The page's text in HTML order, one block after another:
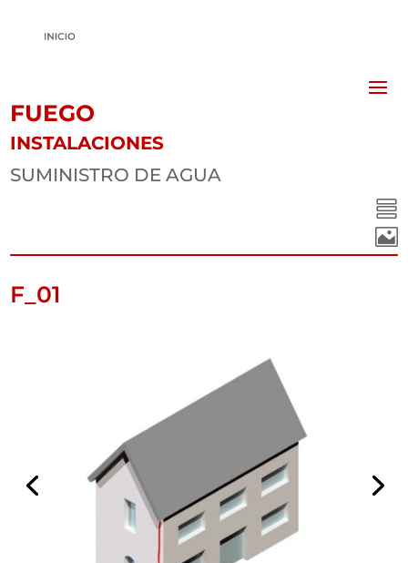
FUEGO
INSTALACIONES
SUMINISTRO DE AGUA


F_01